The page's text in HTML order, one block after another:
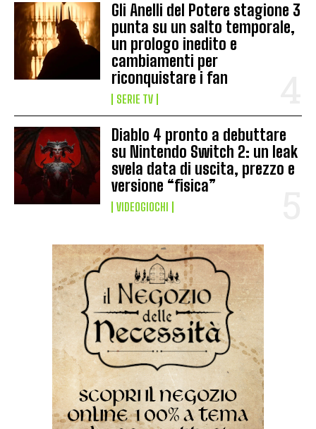
Gli Anelli del Potere stagione 3
punta su un salto temporale,
un prologo inedito e
cambiamenti per
riconquistare i fan
SERIE TV
Diablo 4 pronto a debuttare
su Nintendo Switch 2: un leak
svela data di uscita, prezzo e
versione “fisica”
VIDEOGIOCHI